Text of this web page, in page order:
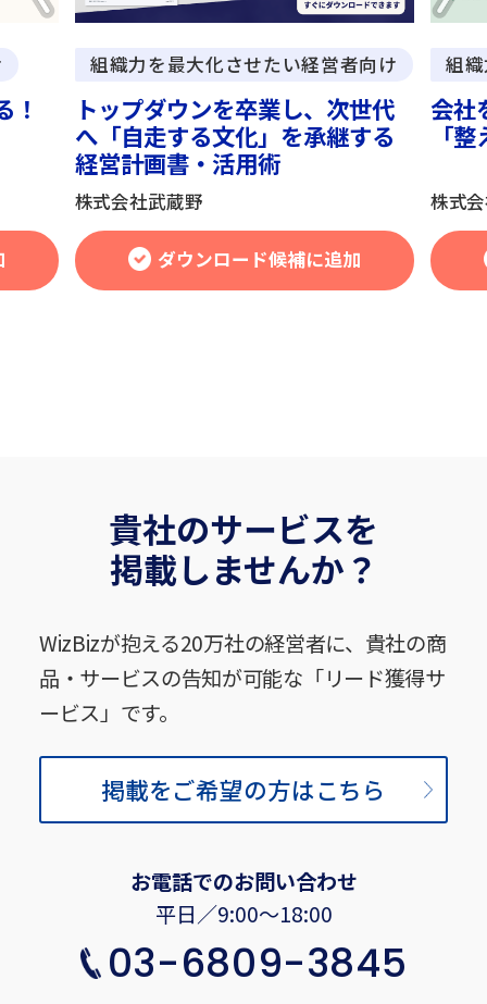
！
組織力を最大化させたい経営者向け
トップダウンを卒業し、次世代
へ「自走する文化」を承継する
経営計画書・活用術
株式会社武蔵野
ダウンロード候補に追加
組
会社
「
株式
貴社のサービスを
掲載しませんか？
WizBizが抱える20万社の経営者に、貴社の商
品・サービスの告知が可能な「リード獲得サ
ービス」です。
掲載をご希望の方はこちら
お電話でのお問い合わせ
平日／9:00〜18:00
03-6809-3845